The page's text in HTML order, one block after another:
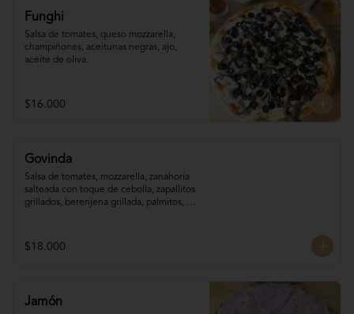
Funghi
Salsa de tomates, queso mozzarella,
champiñones, aceitunas negras, ajo,
aceite de oliva.
$16.000
Govinda
Salsa de tomates, mozzarella, zanahoria
salteada con toque de cebolla, zapallitos
grillados, berenjena grillada, palmitos,
$18.000
Jamón